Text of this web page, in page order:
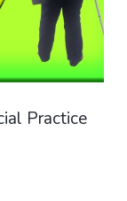
Practice